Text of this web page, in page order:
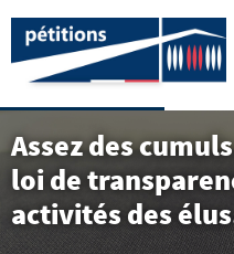
Assez des
loi de
activités des